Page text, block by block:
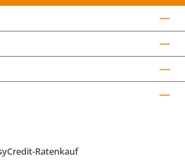
Ratenkauf